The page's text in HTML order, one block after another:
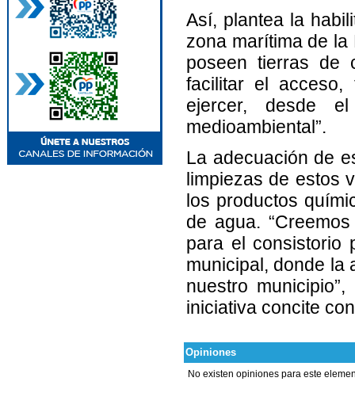
Así, plantea la
zona marítima de
poseen tierras de
facilitar el acceso,
ejercer, desde el
medioambiental”.
La adecuación de
limpiezas de estos
los productos
de agua.
para el consistorio
municipal, donde la
nuestro
iniciativa concite
Opiniones
No existen opiniones para este